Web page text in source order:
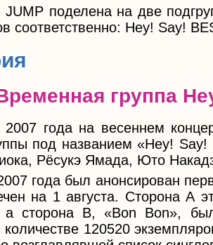
JUMP поделена на две
соответственно: Hey! Say!
группа
года на весеннем
под названием «Hey!
Рёсукэ Ямада, Юто
года был анонсирован
на 1 августа. Сторона А
а сторона B, «Bon Bon»,
120520